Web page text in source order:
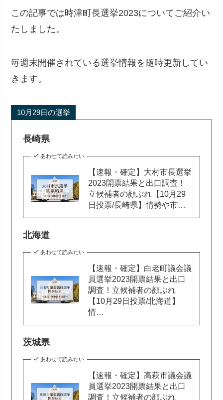
この記事では時津町長選挙2023についてご紹介い
たしました。
毎週末開催されている選挙情報を随時更新してい
きます。
10月29日の選挙
長崎県
あわせて読みたい
【速報・確定】大村市長選挙
2023開票結果と出口調査！
立候補者の顔ぶれ【10月29
日投票/長崎県】情勢や市…
北海道
あわせて読みたい
【速報・確定】白老町議会議
員選挙2023開票結果と出口
調査！立候補者の顔ぶれ
【10月29日投票/北海道】
情…
茨城県
あわせて読みたい
【速報・確定】高萩市議会議
員選挙2023開票結果と出口
調査！立候補者の顔ぶれ